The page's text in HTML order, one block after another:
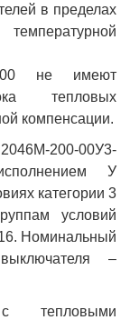
в пределах
не имеют
тепловых
компенсации.
200-00У3-
У
категории 3
условий
Номинальный
–
с тепловыми